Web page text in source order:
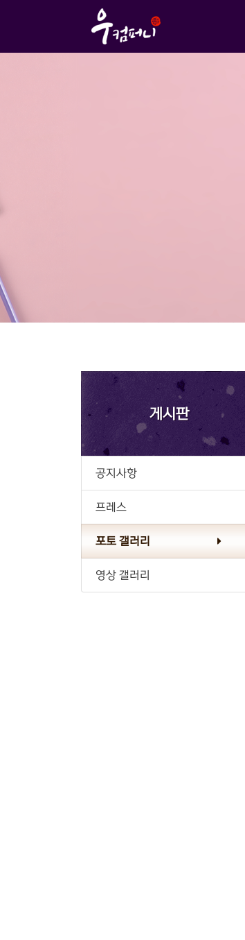
게시판
공지사항
프레스
포토 갤러리
영상 갤러리